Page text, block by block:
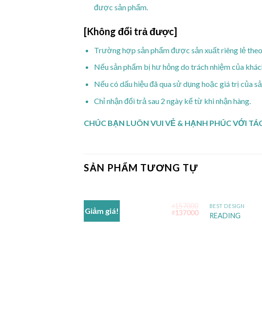
được sản phẩm.
[Không đổi trả được]
Trường hợp sản phẩm được sản xuất riêng lẻ
Nếu sản phẩm bị hư hỏng do trách nhiệm của
Nếu có dấu hiệu đã qua sử dụng hoặc giá trị của
Chỉ nhận đổi trả sau 2 ngày kể từ khi nhận hàng.
CHÚC BẠN LUÔN VUI VẺ & HẠNH PHÚC VỚI
SẢN PHẨM TƯƠNG TỰ
Giảm giá!
Add to
LOSE YOU
₫157000
₫137000
BEST DESIGN
READING